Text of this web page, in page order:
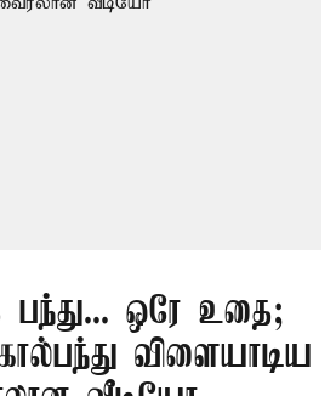
ஒரே உதை;
கால்பந்து விளையாடிய